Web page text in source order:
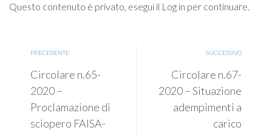
Questo contenuto è privato, esegui il Log in per continuare.
PRECEDENTE
Circolare n.65-
2020 –
Proclamazione di
sciopero FAISA-
SUCCESSIVO
Circolare n.67-
2020 – Situazione
adempimenti a
carico